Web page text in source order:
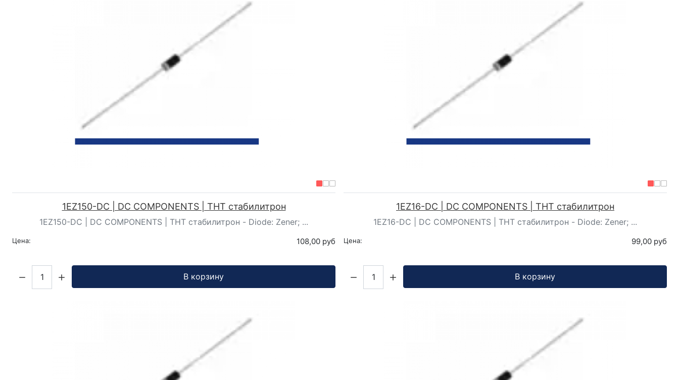
1EZ150-DC | DC COMPONENTS | ТНТ стабилитрон
1EZ150-DC | DC COMPONENTS | ТНТ стабилитрон - Diode: Zener; ...
Цена: 108,00 руб
В корзину
1EZ16-DC | DC COMPONENTS | ТНТ стабилитрон
1EZ16-DC | DC COMPONENTS | ТНТ стабилитрон - Diode: Zener; ...
Цена: 99,00 руб
В корзину